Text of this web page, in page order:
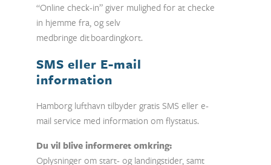
“Online check-in” giver mulighed for at checke
in hjemme fra, og selv
medbringe dit boardingkort.
SMS eller E-mail
information
Hamborg lufthavn tilbyder gratis SMS eller e-
mail service med information om flystatus.
Du vil blive informeret omkring:
Oplysninger om start- og landingstider, samt